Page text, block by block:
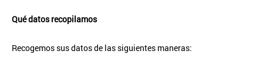
Qué datos recopilamos
Recogemos sus datos de las siguientes maneras: